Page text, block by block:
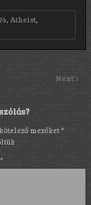
, Atheist,
Next
mezőket*
*